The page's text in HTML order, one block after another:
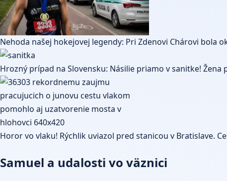
Nehoda našej hokejovej legendy: Pri Zdenovi Chárovi bola
Hrozný prípad na Slovensku: Násilie priamo v sanitke! Žena
Horor vo vlaku! Rýchlik uviazol pred stanicou v Bratislave.
Samuel a udalosti vo väznici